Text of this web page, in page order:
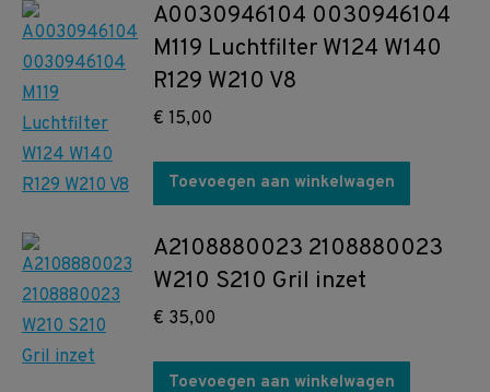
A0030946104 0030946104
M119 Luchtfilter W124 W140
R129 W210 V8
€ 15,00
Toevoegen aan winkelwagen
A2108880023 2108880023
W210 S210 Gril inzet
€ 35,00
Toevoegen aan winkelwagen